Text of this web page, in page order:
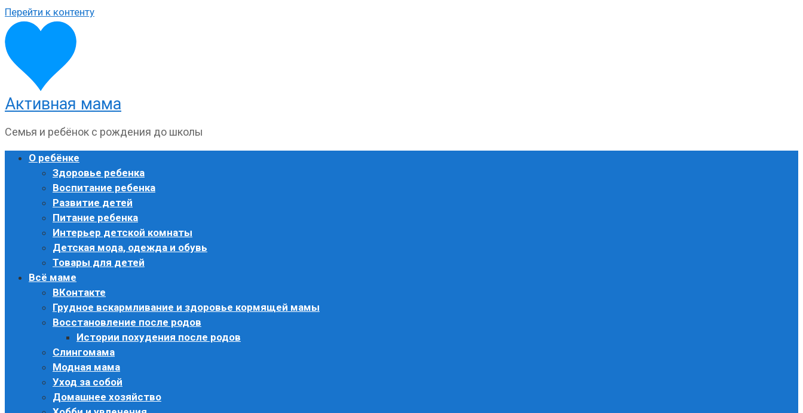
Перейти к контенту
Активная мама
Семья и ребёнок с рождения до школы
О ребёнке
Здоровье ребенка
Воспитание ребенка
Развитие детей
Питание ребенка
Интерьер детской комнаты
Детская мода, одежда и обувь
Товары для детей
Всё маме
ВКонтакте
Грудное вскармливание и здоровье кормящей мамы
Восстановление после родов
Истории похудения после родов
Слингомама
Модная мама
Уход за собой
Домашнее хозяйство